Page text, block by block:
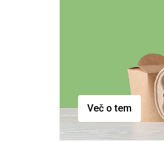
Več o tem